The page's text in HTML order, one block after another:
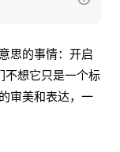
思的事情：开启
不想它只是一个标
审美和表达，一